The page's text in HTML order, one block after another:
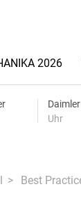
2026
Uhr
Best